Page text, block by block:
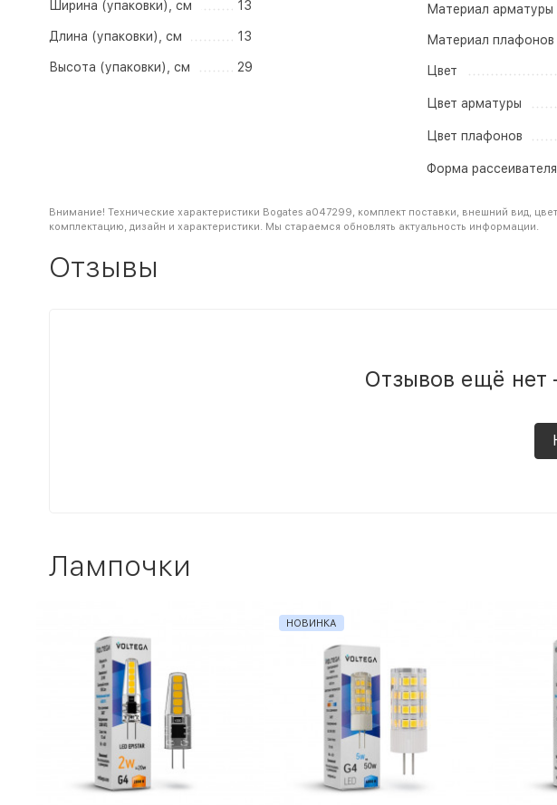
Ширина (упаковки), см 13
Длина (упаковки), см 13
Высота (упаковки), см 29
Материал арматуры
Материал плафонов
Цвет
Цвет арматуры
Цвет плафонов
Форма рассеивателя
Внимание! Технические характеристики Bogates a047299, комплект поставки, внешний вид,
комплектацию, дизайн и характеристики. Мы стараемся обновлять актуальность информации.
Отзывы
Отзывов ещё
Лампочки
НОВИНКА